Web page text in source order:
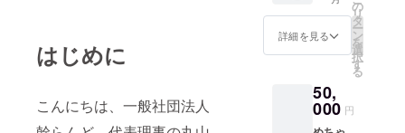
はじめに
こんにちは、一般社団法人
ケット
２枚を
添付い
は2024
年12月
末とさ
カード
７種
セッ
ト、幹
セッ
ト、半
年に１
詳細を見る
の
リ
タ
ー
ン
を
選
択
す
る
50,
000 円